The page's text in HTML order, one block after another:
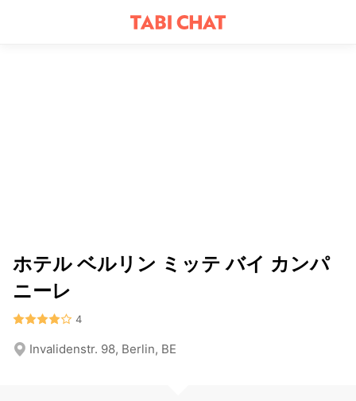
ホテル ベルリン ミッテ バイ カンパ
ニーレ
4
Invalidenstr. 98, Berlin, BE